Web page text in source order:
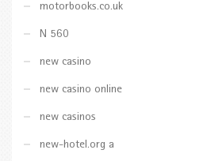
motorbooks.co.uk
N 560
new casino
new casino online
new casinos
new-hotel.org a